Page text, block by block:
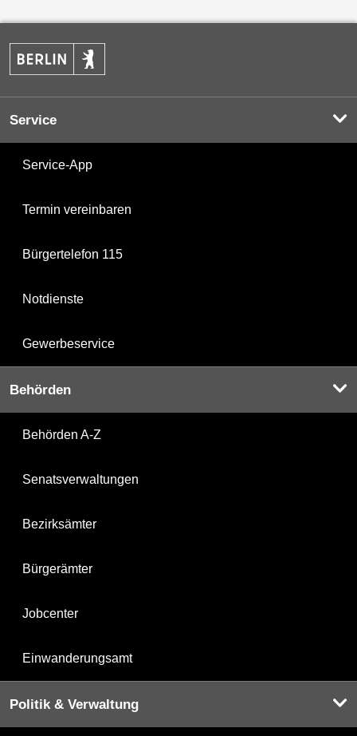
Service
Service-App
Termin vereinbaren
Bürgertelefon 115
Notdienste
Gewerbeservice
Behörden
Behörden A-Z
Senatsverwaltungen
Bezirksämter
Bürgerämter
Jobcenter
Einwanderungsamt
Politik & Verwaltung